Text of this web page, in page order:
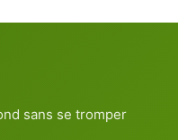
sans se tromper